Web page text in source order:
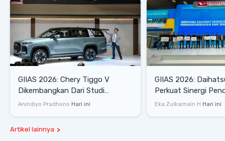
GIIAS 2026: Chery Tiggo V
Dikembangkan Dari Studi
Komprehensif di Indonesia
Anindiyo Pradhono Hari ini
GIIAS 2026:
Perkuat Sinergi
Industri Otomotif
Eka Zulkarnain H Hari ini
Artikel lainnya